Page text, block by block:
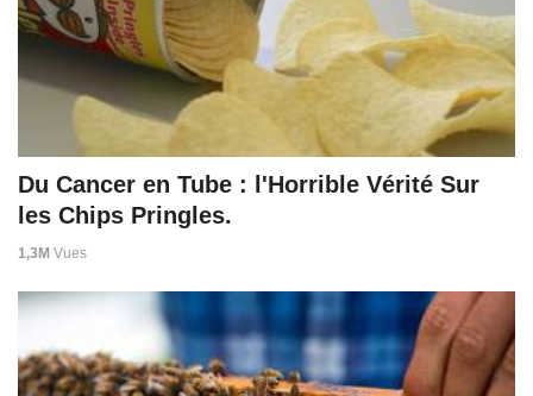
Du Cancer en Tube : l'Horrible Vérité Sur
les Chips Pringles.
1,3M Vues